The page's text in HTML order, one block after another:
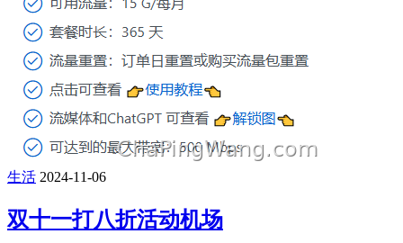
生活 2024-11-06
双十一打八折活动机场